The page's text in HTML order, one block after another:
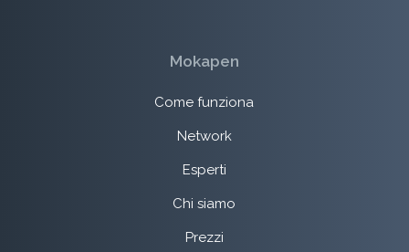
Mokapen
Come funziona
Network
Esperti
Chi siamo
Prezzi